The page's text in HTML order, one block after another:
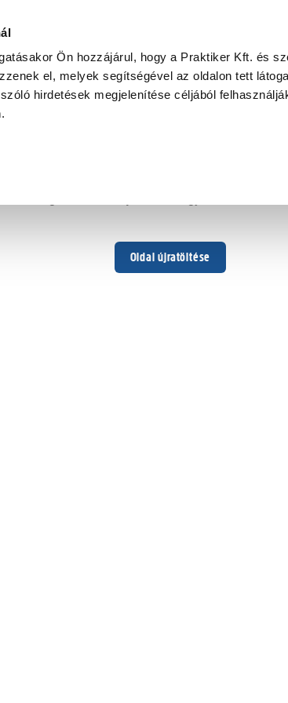
Ön hozzájárul, hogy a Praktiker Kft. és
el, melyek segítségével az oldalon tett
hirdetések megjelenítése céljából
Oldal újratöltése